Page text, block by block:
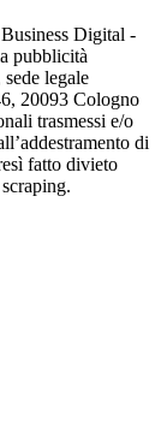
Digital -
pubblicità
legale
20093 Cologno
trasmessi e/o
di
fatto divieto